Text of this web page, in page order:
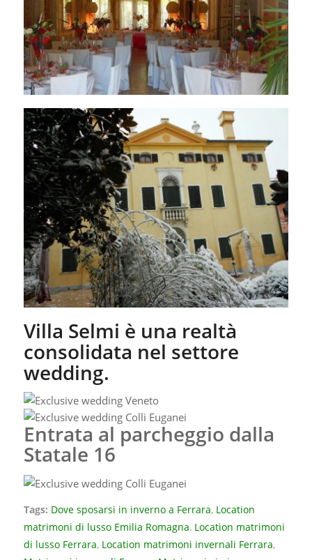
Villa Selmi è una realtà
consolidata nel settore
wedding.
Entrata al parcheggio dalla
Statale 16
Tags: Dove sposarsi in inverno a Ferrara, Location
matrimoni di lusso Emilia Romagna, Location matrimoni
di lusso Ferrara, Location matrimoni invernali Ferrara,